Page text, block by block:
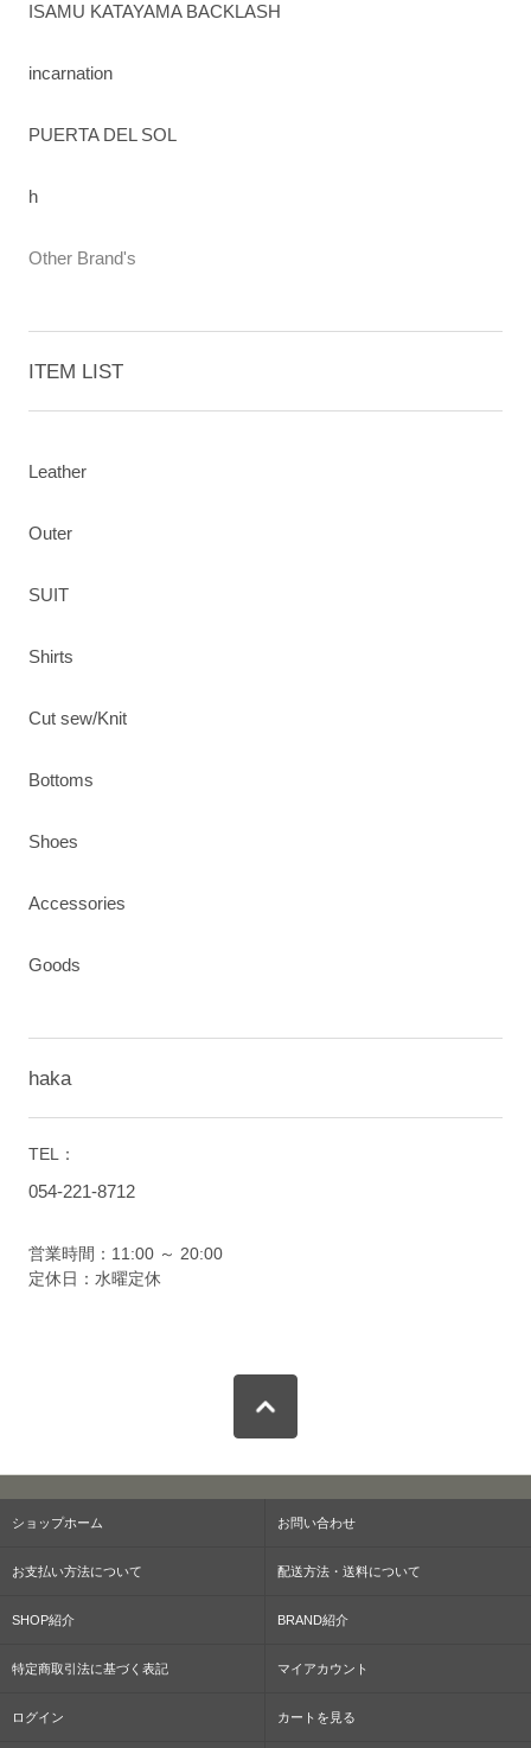
ISAMU KATAYAMA BACKLASH
incarnation
PUERTA DEL SOL
h
Other Brand's
ITEM LIST
Leather
Outer
SUIT
Shirts
Cut sew/Knit
Bottoms
Shoes
Accessories
Goods
haka
TEL：
054-221-8712
営業時間：11:00 ～ 20:00
定休日：水曜定休
ショップホーム お問い合わせ
お支払い方法について 配送方法・送料について
SHOP紹介 BRAND紹介
特定商取引法に基づく表記 マイアカウント
ログイン カートを見る